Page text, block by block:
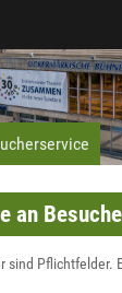
an
sind Pflichtfelder.